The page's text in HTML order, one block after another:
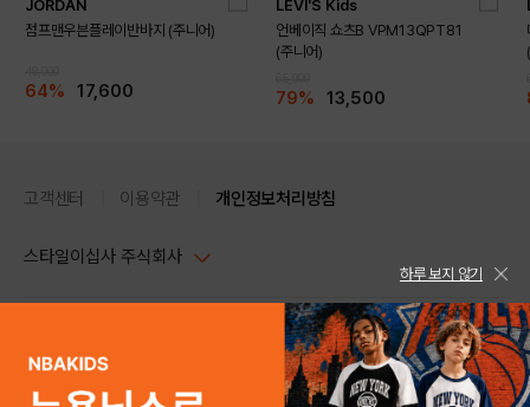
JORDAN
점프맨우븐플레이반바지 (주니어)
64% 17,600
LEVI'S Kids
언베이직 쇼츠B VPM13QPT81
(주니어)
79% 13,500
고객센터 이용약관 개인정보처리방침
스타일이십사 주식회사
주소 : 서울시 강남구 논현로 633, 6층 (논현동, 한세엠케이빌딩)
사업자등록번호 : 116-81-32499
스타일24 고객센터 1544-5336
평일 09:00~ 18:00 (토/일/공휴일 휴무)
하루 보지 않기